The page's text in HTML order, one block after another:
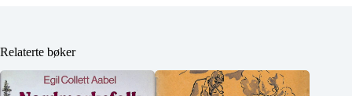
Relaterte bøker